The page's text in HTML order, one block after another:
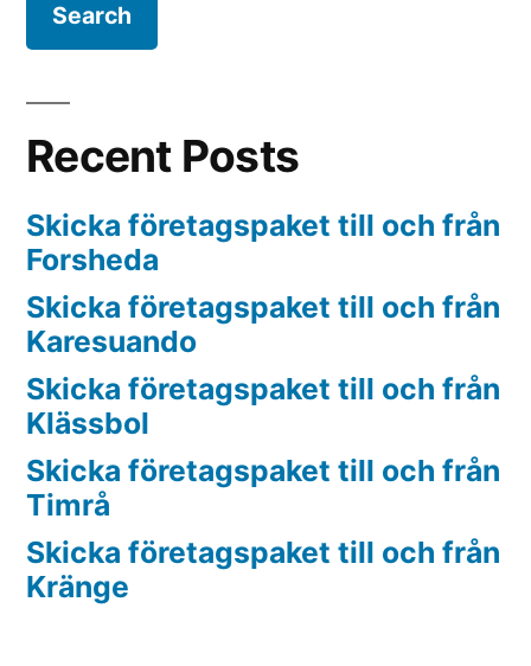
Recent Posts
Skicka företagspaket till och från
Forsheda
Skicka företagspaket till och från
Karesuando
Skicka företagspaket till och från
Klässbol
Skicka företagspaket till och från
Timrå
Skicka företagspaket till och från
Kränge